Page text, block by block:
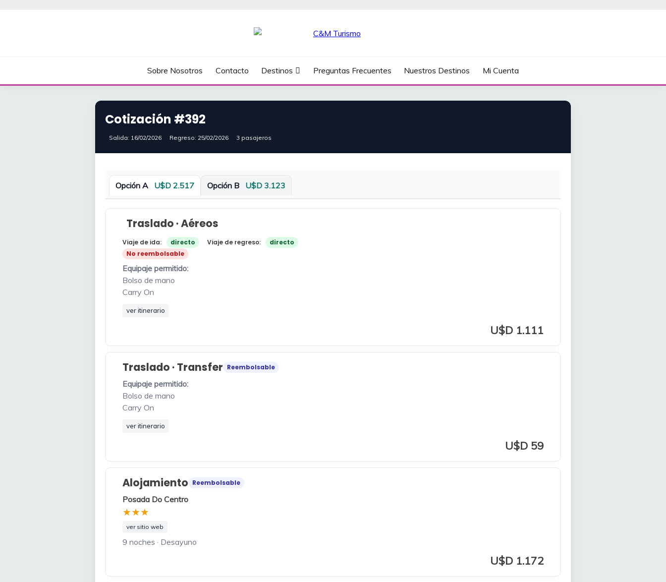
Sobre Nosotros Contacto Destinos Preguntas Frecuentes Nuestros Destinos Mi Cuenta
Cotización #392
Salida: 16/02/2026 Regreso: 25/02/2026 3 pasajeros
Opción A U$D 2.517 Opción B U$D 3.123
Traslado · Aéreos
Viaje de ida: directo Viaje de regreso:
directo
No reembolsable
Equipaje permitido:
Bolso de mano
Carry On
ver itinerario
U$D 1.111
Traslado · Transfer Reembolsable
Equipaje permitido:
Bolso de mano
Carry On
ver itinerario
U$D 59
Alojamiento Reembolsable
Posada Do Centro
★★★
ver sitio web
9 noches · Desayuno
U$D 1.172